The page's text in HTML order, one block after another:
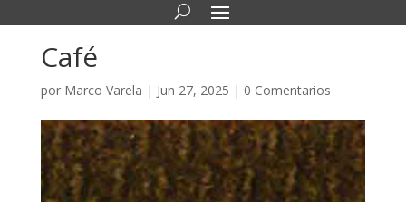
Café
por Marco Varela | Jun 27, 2025 | 0 Comentarios